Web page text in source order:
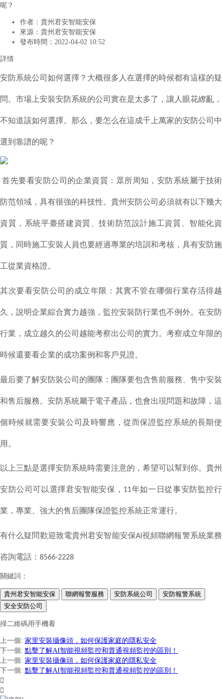
呢？
作者： 貴州君安智能安保
來源： 貴州君安智能安保
發布時間： 2022-04-02 10:52
詳情
安防系統公司如何選擇？ 大概很多人在選擇的時候都有這樣的疑
問。市場上安裝安防系統的公司實在是太多了，讓人眼花繚亂，
不知道該如何選擇。那么，要怎么在這成千上萬家的安防公司中
選到靠譜的呢？
首先要看安防公司的企業資質：眾所周知， 安防系統屬于技術
防范領域，具有很強的科技性。 貴州安防公司必須就有以下幾大
資質， 系統平臺搭建資質、技術防范設計施工資質、智能化資
質，同時施工安裝人員也要經過專業的培訓和考核，具有安防施
工從業資格證。
其次要看安防公司的成立年限：其實不管在哪個行業存活得越
久，說明企業綜合實力越強， 監控安裝防行業也不例外。在安防
行業，成立越久的公司越能考察出公司的實力。考察成立年限的
時候還要看企業的成功案例和客戶見證。
最后要了解安防裝公司的團隊：團隊要包含售前服務、售中安裝
和售后服務。 安防系統屬于電子產品，也會出現問題和故障，這
個時候就需要安裝公司及時響應，從而保證監控系統的長期使
用。
以上三點是選擇安防系統時需要注意的，希望可以幫到你。 貴州
安防公司可以選擇君安智能安保 ， 11年如一日從事安防監控行
業，專業、強大的售后團隊保證監控系統正常運行。
有什么疑問歡迎致電貴州君安智能安保AI 視頻聯網報警系統業務
咨詢電話： 8566-2228
關鍵詞：
貴州君安智能安保 聯網報警服務 安防系統公司
安防報警系統
安全安防公司
掃二維碼用手機看
上一個: 家里安裝攝像頭，如何保護家庭的隱私安全
下一個: 點擊了解AI智能視頻監控和普通視頻監控的區別！
上一個: 家里安裝攝像頭，如何保護家庭的隱私安全
下一個: 點擊了解AI智能視頻監控和普通視頻監控的區別！

